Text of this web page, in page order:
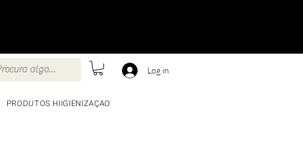
Log in
PRODUTOS HIIGIENIZAÇAO